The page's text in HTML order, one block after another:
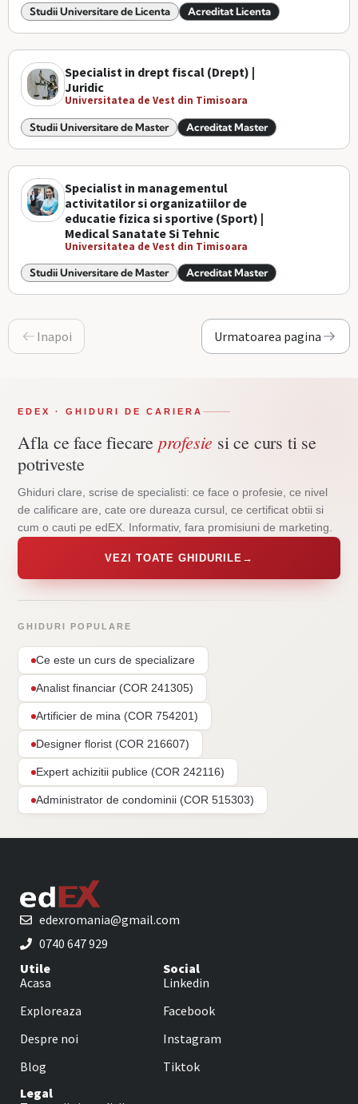
Studii Universitare de Licenta Acreditat Licenta
Specialist in drept fiscal (Drept) |
Juridic
Universitatea de Vest din Timisoara
Studii Universitare de Master Acreditat Master
Specialist in managementul
activitatilor si organizatiilor de
educatie fizica si sportive (Sport) |
Medical Sanatate Si Tehnic
Universitatea de Vest din Timisoara
Studii Universitare de Master Acreditat Master
Inapoi Urmatoarea pagina
EDEX · GHIDURI DE CARIERA
Afla ce face fiecare profesie si ce curs ti se
potriveste
Ghiduri clare, scrise de specialisti: ce face o profesie, ce nivel
de calificare are, cate ore dureaza cursul, ce certificat obtii si
cum o cauti pe edEX. Informativ, fara promisiuni de marketing.
VEZI TOATE GHIDURILE →
GHIDURI POPULARE
Ce este un curs de specializare
Analist financiar (COR 241305)
Artificier de mina (COR 754201)
Designer florist (COR 216607)
Expert achizitii publice (COR 242116)
Administrator de condominii (COR 515303)
edexromania@gmail.com
0740 647 929
Utile
Acasa
Exploreaza
Despre noi
Blog
Social
Linkedin
Facebook
Instagram
Tiktok
Legal